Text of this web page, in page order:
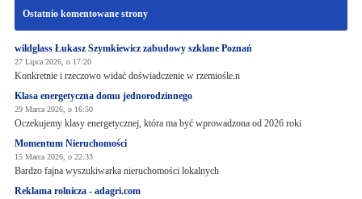
Ostatnio komentowane strony
wildglass Łukasz Szymkiewicz zabudowy szklane Poznań
27 Lipca 2026, o 17:20
Konkretnie i rzeczowo widać doświadczenie w rzemiośle.n
Klasa energetyczna domu jednorodzinnego
29 Marca 2026, o 16:50
Oczekujemy klasy energetycznej, która ma być wprowadzona od 2026 roki
Momentum Nieruchomości
15 Marca 2026, o 22:33
Bardzo fajna wyszukiwarka nieruchomości lokalnych
Reklama rolnicza - adagri.com